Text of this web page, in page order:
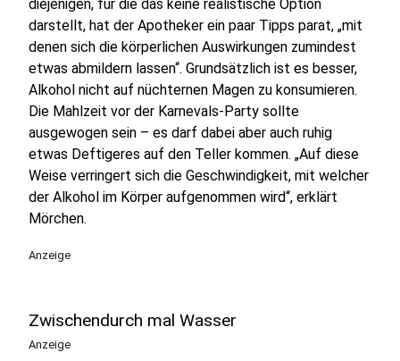
diejenigen, für die das keine realistische Option
darstellt, hat der Apotheker ein paar Tipps parat, „mit
denen sich die körperlichen Auswirkungen zumindest
etwas abmildern lassen“. Grundsätzlich ist es besser,
Alkohol nicht auf nüchternen Magen zu konsumieren.
Die Mahlzeit vor der Karnevals-Party sollte
ausgewogen sein – es darf dabei aber auch ruhig
etwas Deftigeres auf den Teller kommen. „Auf diese
Weise verringert sich die Geschwindigkeit, mit welcher
der Alkohol im Körper aufgenommen wird“, erklärt
Mörchen.
Anzeige
Zwischendurch mal Wasser
Anzeige